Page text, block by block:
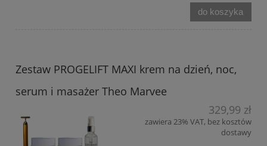
do koszyka
Zestaw PROGELIFT MAXI krem na dzień, noc,
serum i masażer Theo Marvee
329,99 zł
zawiera 23% VAT, bez kosztów
dostawy